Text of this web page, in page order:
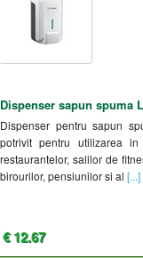
Dispenser sapun spuma
Dispenser pentru sapun
potrivit pentru utilizarea in
restaurantelor, salilor de
birourilor, pensiunilor si al [...]
€ 12.67